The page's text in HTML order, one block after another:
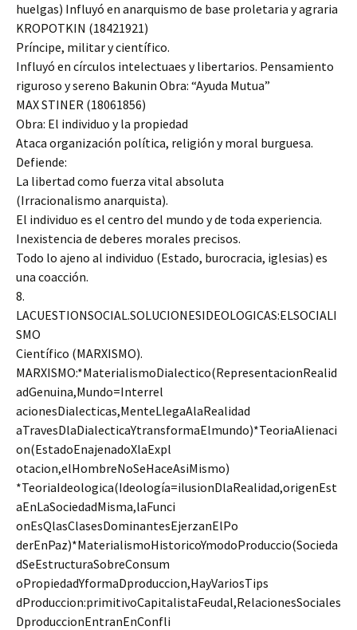
huelgas) Influyó en anarquismo de base proletaria y agraria
KROPOTKIN (18421921)
Príncipe, militar y científico.
Influyó en círculos intelectuaes y libertarios. Pensamiento
riguroso y sereno Bakunin Obra: “Ayuda Mutua”
MAX STINER (18061856)
Obra: El individuo y la propiedad
Ataca organización política, religión y moral burguesa.
Defiende:
La libertad como fuerza vital absoluta
(Irracionalismo anarquista).
El individuo es el centro del mundo y de toda experiencia.
Inexistencia de deberes morales precisos.
Todo lo ajeno al individuo (Estado, burocracia, iglesias) es
una coacción.
8.
LACUESTIONSOCIAL.SOLUCIONESIDEOLOGICAS:ELSOCIALI
SMO
Científico (MARXISMO).
MARXISMO:*MaterialismoDialectico(RepresentacionRealid
adGenuina,Mundo=Interrel
acionesDialecticas,MenteLlegaAlaRealidad
aTravesDlaDialecticaYtransformaElmundo)*TeoriaAlienaci
on(EstadoEnajenadoXlaExpl
otacion,elHombreNoSeHaceAsiMismo)
*TeoriaIdeologica(Ideología=ilusionDlaRealidad,origenEst
aEnLaSociedadMisma,laFunci
onEsQlasClasesDominantesEjerzanElPo
derEnPaz)*MaterialismoHistoricoYmodoProduccio(Socieda
dSeEstructuraSobreConsum
oPropiedadYformaDproduccion,HayVariosTips
dProduccion:primitivoCapitalistaFeudal,RelacionesSociales
DproduccionEntranEnConfli